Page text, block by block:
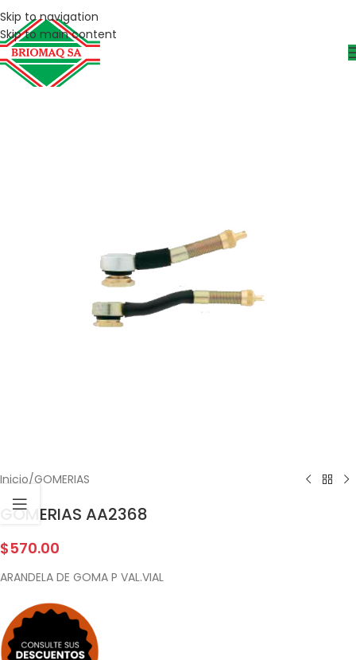
Skip to navigation
Skip to main content
Inicio/GOMERIAS
GOMERIAS AA2368
$570.00
ARANDELA DE GOMA P VAL.VIAL